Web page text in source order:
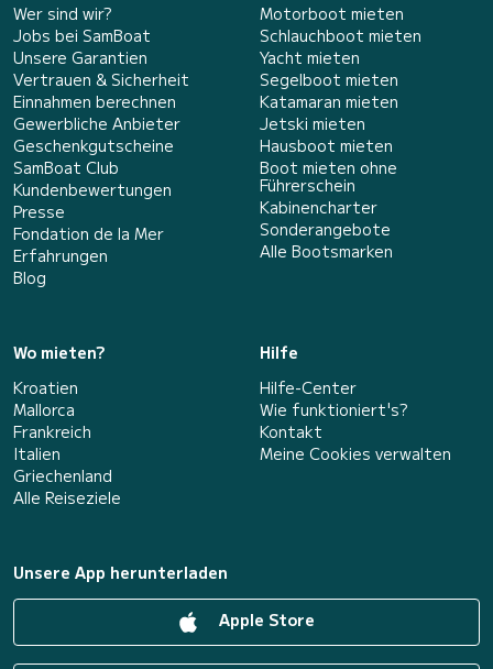
Wer sind wir?
Jobs bei SamBoat
Unsere Garantien
Vertrauen & Sicherheit
Einnahmen berechnen
Gewerbliche Anbieter
Geschenkgutscheine
SamBoat Club
Kundenbewertungen
Presse
Fondation de la Mer
Erfahrungen
Blog
Motorboot mieten
Schlauchboot mieten
Yacht mieten
Segelboot mieten
Katamaran mieten
Jetski mieten
Hausboot mieten
Boot mieten ohne
Führerschein
Kabinencharter
Sonderangebote
Alle Bootsmarken
Wo mieten?
Kroatien
Mallorca
Frankreich
Italien
Griechenland
Alle Reiseziele
Hilfe
Hilfe-Center
Wie funktioniert's?
Kontakt
Meine Cookies verwalten
Unsere App herunterladen
Apple Store